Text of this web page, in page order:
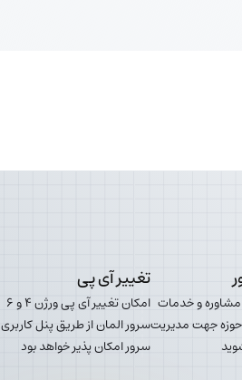
مشاوره و خدمات
جهت مدیریت
تغییر آی پی
امکان تغییر آی پی ورژن ۴ و ۶
سرور المان از طریق پنل کاربری
سرور امکان پذیر خواهد بود